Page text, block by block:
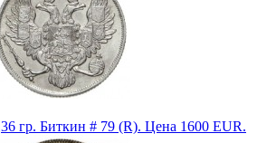
гр. Биткин # 79 (R). Цена 1600 EUR.